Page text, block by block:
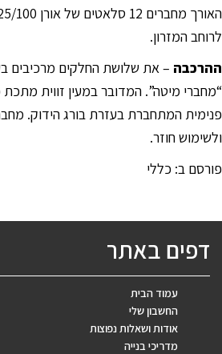
לרוחב המזרון.
ההרכבה – את שלושת החלקים מרכיבים
“מחברי מיטה”. המדובר במעין זווית
פנימית המתחברת בעזרת בורג הידוק.
ולשימוש חוזר.
פורסם ב: כללי
דפים באתר
עמוד הבית
החשבון שלי
אודות ושאלות נפוצות
מדריכי בנייה